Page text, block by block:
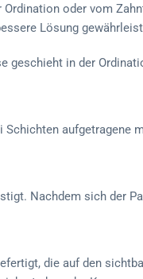
oder vom
Lösung
in der
aufgetragene
Nachdem sich der
die auf den